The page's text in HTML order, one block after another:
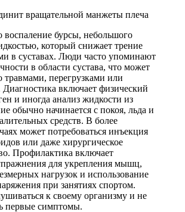
вращательной манжеты плеча
бурсы, небольшого
который снижает трение
в суставах. Люди часто упоминают
в области сустава, что может
травмами, перегрузками или
включает физический
и иногда анализ жидкости из
обычно начинается с покоя, льда и
средств. В более
может потребоваться инъекция
или даже хирургическое
Профилактика включает
для укрепления мышц,
нагрузок и использование
при занятиях спортом.
к своему организму и не
первые симптомы.